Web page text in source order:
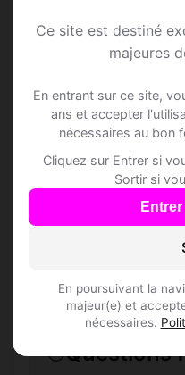
Ce site est destiné
majeures
En entrant sur ce site,
ans et accepter
nécessaires au bon
Cliquez sur Entrer si
Sortir si
En poursuivant la
majeur(e) et
nécessaires.
Rejoins les
des
Questions